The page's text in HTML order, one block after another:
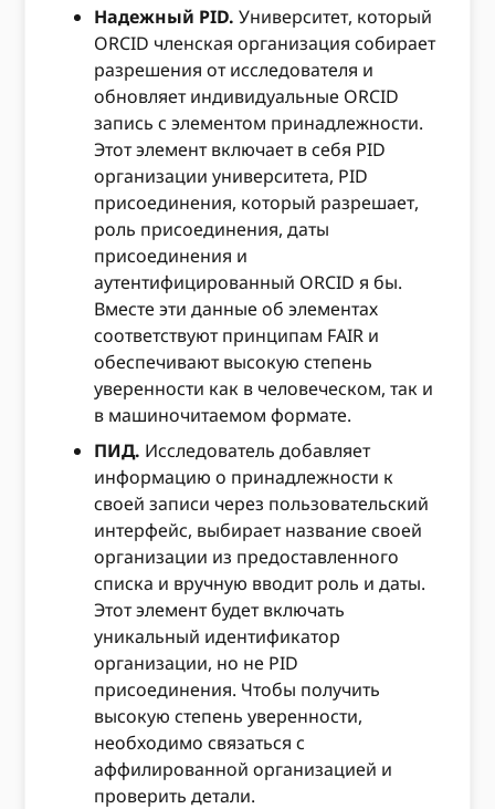
Надежный PID. Университет, который
ORCID членская организация собирает
разрешения от исследователя и
обновляет индивидуальные ORCID
запись с элементом принадлежности.
Этот элемент включает в себя PID
организации университета, PID
присоединения, который разрешает,
роль присоединения, даты
присоединения и
аутентифицированный ORCID я бы.
Вместе эти данные об элементах
соответствуют принципам FAIR и
обеспечивают высокую степень
уверенности как в человеческом, так и
в машиночитаемом формате.
ПИД. Исследователь добавляет
информацию о принадлежности к
своей записи через пользовательский
интерфейс, выбирает название своей
организации из предоставленного
списка и вручную вводит роль и даты.
Этот элемент будет включать
уникальный идентификатор
организации, но не PID
присоединения. Чтобы получить
высокую степень уверенности,
необходимо связаться с
аффилированной организацией и
проверить детали.